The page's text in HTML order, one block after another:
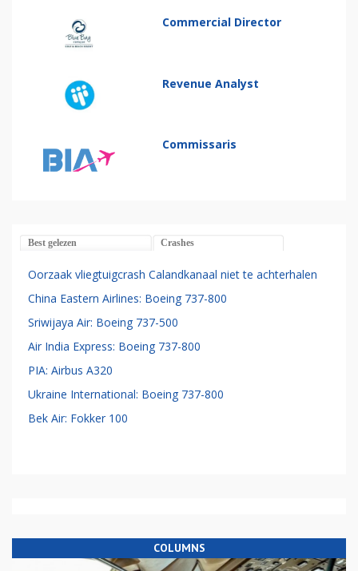
Commercial Director
Revenue Analyst
Commissaris
Best gelezen Crashes
Oorzaak vliegtuigcrash Calandkanaal niet te achterhalen
China Eastern Airlines: Boeing 737-800
Sriwijaya Air: Boeing 737-500
Air India Express: Boeing 737-800
PIA: Airbus A320
Ukraine International: Boeing 737-800
Bek Air: Fokker 100
COLUMNS